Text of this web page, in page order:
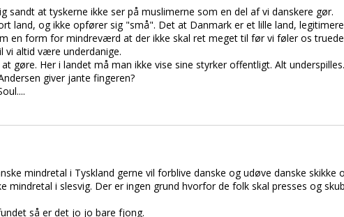
sandt at tyskerne ikke ser på muslimerne som en del af vi danskere gør.
land, og ikke opfører sig "små". Det at Danmark er et lille land,
en form for mindreværd at der ikke skal ret meget til før vi føler os
vi altid være underdanige.
gøre. Her i landet må man ikke vise sine styrker offentligt. Alt
giver jante fingeren?
mindretal i Tyskland gerne vil forblive danske og udøve danske
i slesvig. Der er ingen grund hvorfor de folk skal presses og
så er det jo jo bare fjong.